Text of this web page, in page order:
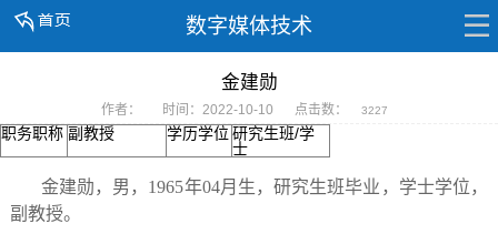
数字媒体技术
金建勋
作者： 时间：2022-10-10 点击数： 3227
职务职称 副教授 学历学位 研究生班/学
士
金建勋，男，1965年04月生，研究生班毕业，学士学位，
副教授。